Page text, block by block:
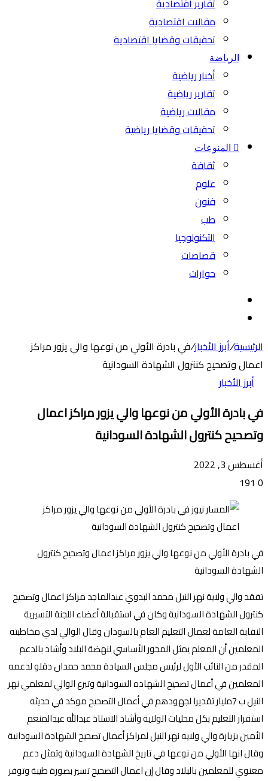
تقارير اقتصادية
مقالات اقتصادية
تحقيقات وقضايا اقتصادية
الرياضة
أخبار رياضية
تقارير رياضية
مقالات رياضية
تحقيقات وقضايا رياضية
المنوعات
ثقافة
علوم
فنون
طب
التكنولوجيا
قصاصات
حوارات
المظلم
الرئيسية/أبرز الأخبار/في بادرة الأولي من نوعها والي يزور مراكز
اعمال وتصحيح كنترول الشهادة السودانية
أبرز الأخبار
في بادرة الأولي من نوعها والي يزور مراكز اعمال
وتصحيح كنترول الشهادة السودانية
أغسطس 3, 2022
0
في بادرة الأولي من نوعها والي يزور مراكز اعمال وتصحيح كنترول
الشهادة السودانية
تفقد والي ولاية نهر النيل محمد البدوي عبدالماجد مراكز اعمال وتصحيح
كنترول الشهادة السودانية وكان في استقبالة أعضاء اللجنة التسيرية
النقابة العامة لعمال التعليم العام بالسودان وقال الوالي لدي مخاطبته
المعلمين أن المعلم يمثل المحور الأساسي لنهضة البلاد وأشاد بالدعم
المقدر من النائب الأول لرئيس مجلس السيادة محمد حمدان دقلو لدعمه
المعلمين في أعمال تصحيح الشهاده السودانية وتبرع الوالي لمعلمي نهر
النيل ب 7مليار تقديرا لجهودهم في أعمال التصحيح موكد في حديثه
استقرار التعليم بكل محليات الولاية وأشاد الاستاذ عبدالله عبدالمنعم
الأمين بزيارة والي ولايه نهر النيل لمراكز أعمال تصحيح الشهادة السودانية
وقال انها الأولي من نوعها في تاريخ الشهادة السودانية وتمثل دعم
معنوي للمعلمين بالبلاد وقال إن اعمال التصحيح تسير بصورة طيبة وتوفر